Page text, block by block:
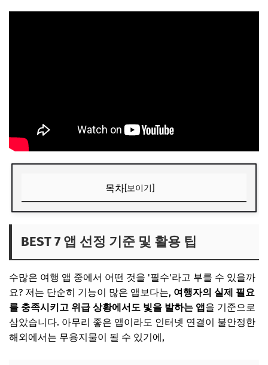
목차[보이기]
오프라인 기능의 중요성
데이터 사용량 절약 노하우
📌 지금 뜨는 꿀정보! 놓치지 마세요
추가할인 코드 WRVE6
길찾기 & 대중교통: 길 잃을 걱정 없이 (BEST 1-2)
Google Maps: 전 세계 내비게이션의 표준
BEST 7 앱 선정 기준 및 활용 팁
수많은 여행 앱 중에서 어떤 것을 '필수'라고 부를 수 있을까
요? 저는 단순히 기능이 많은 앱보다는, 여행자의 실제 필요
를 충족시키고 위급 상황에서도 빛을 발하는 앱을 기준으로
삼았습니다. 아무리 좋은 앱이라도 인터넷 연결이 불안정한
해외에서는 무용지물이 될 수 있기에,